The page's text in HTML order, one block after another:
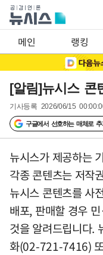
메인 랭킹
[알림]뉴시스 콘
기사등록 2026/06/15
구글에서 선호하는 매체로 추
뉴시스가 제공하는
각종 콘텐츠는 저작
뉴시스 콘텐츠를 사
배포, 판매할 경우
것을 알려드립니다.
화(02-721-7416)